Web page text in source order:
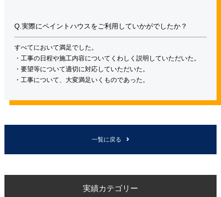
Q.実際にペイントハウスをご利用していかがでしたか？
すべてにおいて満足でした。
・工事の日程や施工内容についてくわしく説明していただいた。
・要望等について適切に対応していただいた。
・工事について、大変満足いくものであった。
一覧に戻る
実績カテゴリー